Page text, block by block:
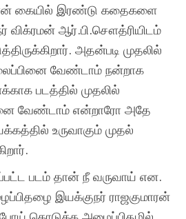
கையில் இரண்டு கதைகளை
விக்ரமன் ஆர்.பி.சௌத்ரியிடம்
அதன்படி முதலில்
வேண்டாம் நன்றாக
படத்தில் முதலில்
வேண்டாம் என்றாரோ அதே
உருவாகும் முதல்
படம் தான் நீ வருவாய் என.
இயக்குநர் ராஜகுமாரன்